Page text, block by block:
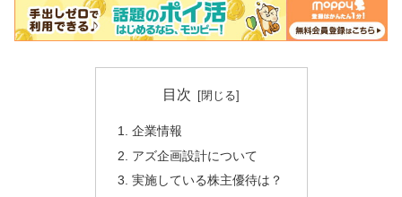
目次
企業情報
アズ企画設計について
実施している株主優待は？